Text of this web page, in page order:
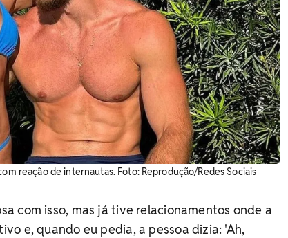
reação de internautas. ​Foto: Reprodução/Redes Sociais
com isso, mas já tive relacionamentos onde a
e, quando eu pedia, a pessoa dizia: 'Ah,